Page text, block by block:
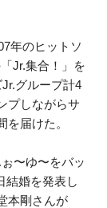
年のヒットソ
Jr.集合！」を
グループ計4
プしながらサ
届けた。
〜ゆ〜をバッ
結婚を発表し
本剛さんが